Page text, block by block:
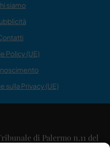
siamo
Policy (UE)
sulla Privacy (UE)
di Palermo n.11 del